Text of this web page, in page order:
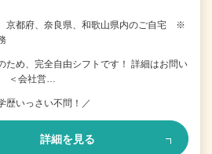
京都府、奈良県、和歌山県内のご自宅 ※
ため、完全自由シフトです！ 詳細はお問い
＜会社営…
歴いっさい不問！／
詳細を見る